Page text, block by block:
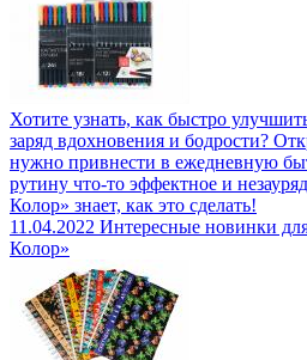
Хотите узнать, как быстро
заряд вдохновения и бодрости?
нужно привнести в ежедневную
рутину что-то эффектное и
Колор» знает, как это сделать!
11.04.2022 Интересные новинки
Колор»